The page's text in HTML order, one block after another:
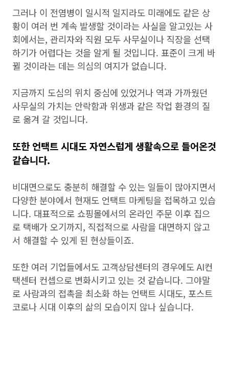
그러나 이 전염병이 일시적 일지라도 미래에도 같은 상
황이 여러 번 계속 발생할 것이라는 사실을 알고있는 사
회에서는, 관리자와 직원 모두 사무실이나 직장을 선택
하기가 어렵다는 것을 알게 될 것입니다. 표준이 크게 바
뀔 것이라는 데는 의심의 여지가 없습니다.
지금까지 도심의 위치 중심에 있었거나 역과 가까웠던
사무실의 가치는 안락함과 위생과 같은 작업 환경의 질
로 옮겨 갈 것입니다.
또한 언택트 시대도 자연스럽게 생활속으로 들어온것
같습니다.
비대면으로도 충분히 해결할 수 있는 일들이 많아지면서
다양한 분야에서 현재도 언택트 마케팅을 접목하고 있습
니다. 대표적으로 쇼핑몰에서의 온라인 주문 이후 집으
로 택배가 오기까지, 직접적으로 사람을 대면하지 않고
서 해결할 수 있게 된 현상들이죠.
또한 여러 기업들에서도 고객상담센터의 경우에도 AI컨
택센터 컨셉으로 변화시키고 있는 것 같습니다. 그야말
로 사람과의 접촉을 최소화 하는 언택트 시대도, 포스트
코로나 시대 이후의 삶의 모습이지 않나 싶습니다.